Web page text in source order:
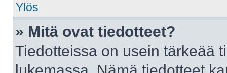
Ylös
» Mitä ovat tiedotteet?
Tiedotteissa on usein tärkeää